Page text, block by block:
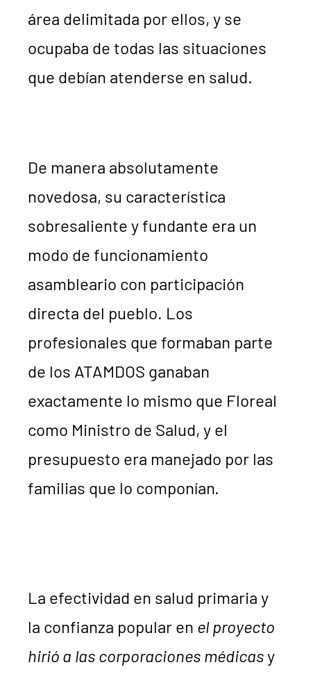
área delimitada por ellos, y se
ocupaba de todas las situaciones
que debían atenderse en salud.
De manera absolutamente
novedosa, su característica
sobresaliente y fundante era un
modo de funcionamiento
asambleario con participación
directa del pueblo. Los
profesionales que formaban parte
de los ATAMDOS ganaban
exactamente lo mismo que Floreal
como Ministro de Salud, y el
presupuesto era manejado por las
familias que lo componían.
La efectividad en salud primaria y
la confianza popular en el proyecto
hirió a las corporaciones médicasy